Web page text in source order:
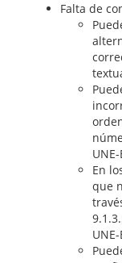
Falta de
En
que